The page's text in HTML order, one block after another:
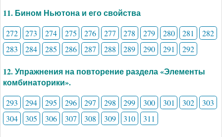
11. Бином Ньютона и его свойства
272 273 274 275 276 277 278 279 280 281
282
283
284 285 286 287 288 289 290 291 292
12. Упражнения на повторение раздела «Элементы
комбинаторики».
293 294 295 296 297 298 299 300 301 302
303
304
305 306 307 308 309 310 311